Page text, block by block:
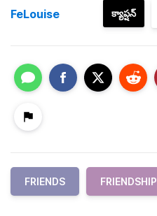
క్యాప్షన్
FeLouise
FRIENDS FRIENDSHIP